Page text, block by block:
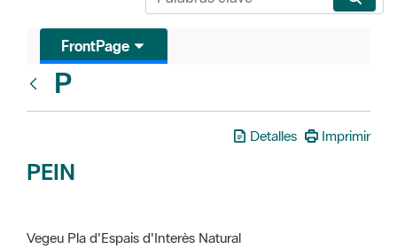
Glosari
P
PEIN
Vegeu Pla d'Espais d'Interès Natural